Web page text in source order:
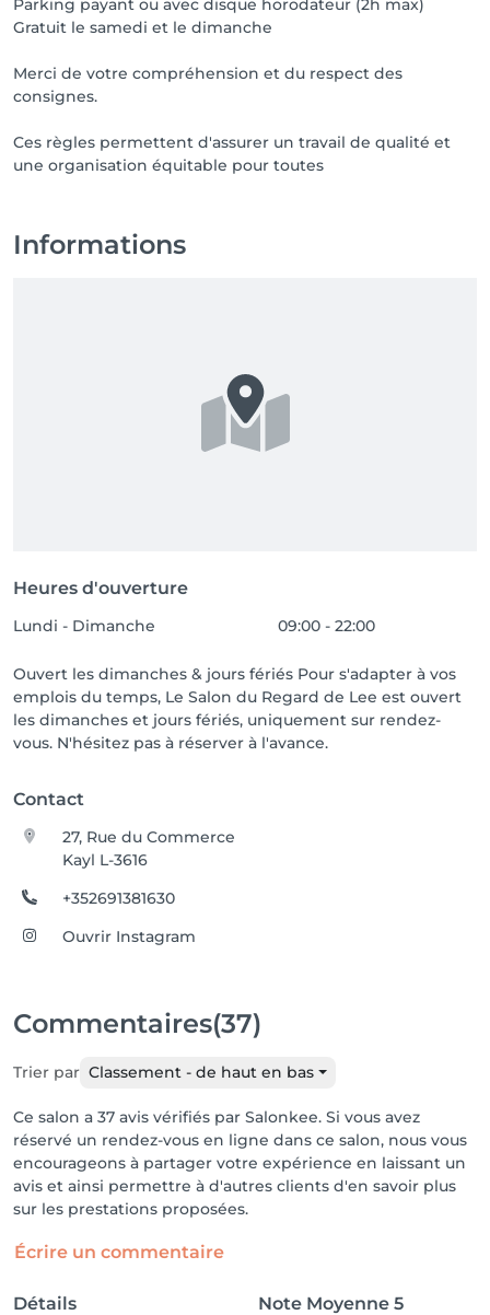
Parking payant ou avec disque horodateur (2h max)
Gratuit le samedi et le dimanche
Merci de votre compréhension et du respect des
consignes.
Ces règles permettent d'assurer un travail de qualité et
une organisation équitable pour toutes
Informations
Heures d'ouverture
Lundi - Dimanche 09:00 - 22:00
Ouvert les dimanches & jours fériés Pour s'adapter à vos
emplois du temps, Le Salon du Regard de Lee est ouvert
les dimanches et jours fériés, uniquement sur rendez-
vous. N'hésitez pas à réserver à l'avance.
Contact
27, Rue du Commerce
Kayl L-3616
+352691381630
Ouvrir Instagram
Commentaires(37)
Trier par Classement - de haut en bas
Ce salon a 37 avis vérifiés par Salonkee. Si vous avez
réservé un rendez-vous en ligne dans ce salon, nous vous
encourageons à partager votre expérience en laissant un
avis et ainsi permettre à d'autres clients d'en savoir plus
sur les prestations proposées.
Écrire un commentaire
Détails Note Moyenne 5